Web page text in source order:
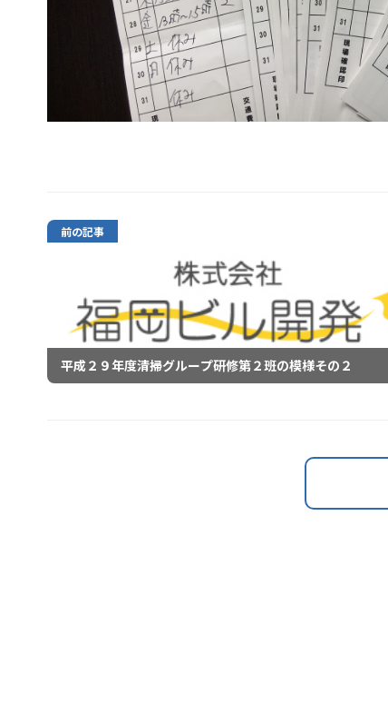
前の記事
平成２９年度清掃グループ研修第２班の模様その２